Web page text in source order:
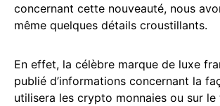
concernant cette nouveauté, nous
même quelques détails croustillants.
En effet, la célèbre marque de luxe
publié d’informations concernant la
utilisera les crypto monnaies ou sur le